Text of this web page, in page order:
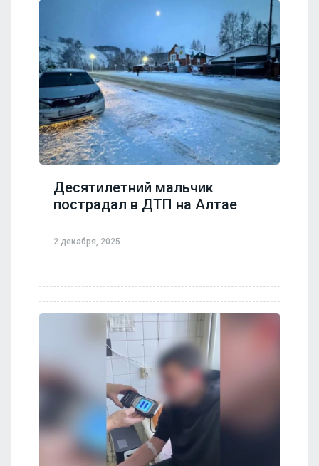
Десятилетний мальчик
пострадал в ДТП на Алтае
2 декабря, 2025